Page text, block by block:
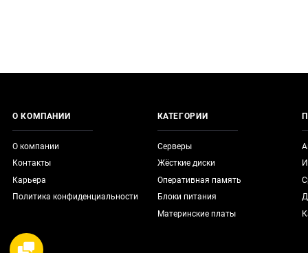
О КОМПАНИИ
О компании
Контакты
Карьера
Политика конфиденциальности
КАТЕГОРИИ
Серверы
Жёсткие диски
Оперативная память
Блоки питания
Материнские платы